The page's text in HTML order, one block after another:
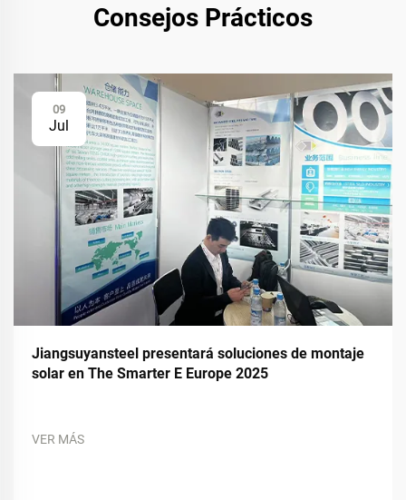
Consejos Prácticos
09
Jul
Jiangsuyansteel presentará soluciones de montaje
solar en The Smarter E Europe 2025
VER MÁS